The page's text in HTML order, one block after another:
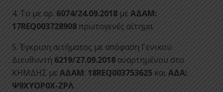
4. Το με αρ. 6074/24.09.2018 με ΑΔΑΜ:
17REQ003728908πρωτογενές αίτημα.
5. Έγκριση αιτήματος με απόφαση Γενικού
Διευθυντή 6219/27.09.2018 αναρτημένου στο
ΚΗΜΔΗΣ με ΑΔΑΜ: 18REQ003753625 καιΑΔΑ:
Ψ9ΧΥΟΡ0Χ-ΖΡΛ.